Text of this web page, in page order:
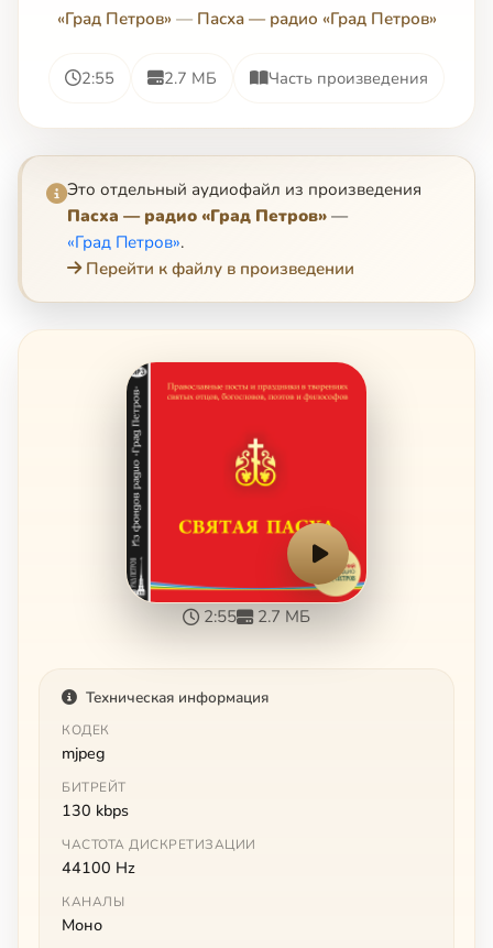
«Град Петров» — Пасха — радио «Град Петров»
2:55 2.7 МБ Часть произведения
Это отдельный аудиофайл из произведения
Пасха — радио «Град Петров» —
«Град Петров».
Перейти к файлу в произведении
2:55 2.7 МБ
Техническая информация
КОДЕК
mjpeg
БИТРЕЙТ
130 kbps
ЧАСТОТА ДИСКРЕТИЗАЦИИ
44100 Hz
КАНАЛЫ
Моно